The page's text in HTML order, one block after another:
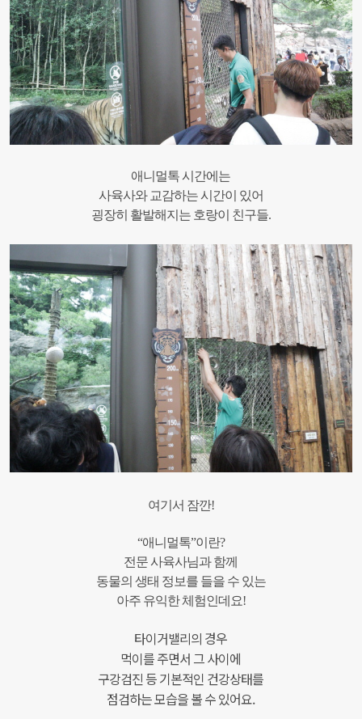
애니멀톡 시간에는
사육사와 교감하는 시간이 있어
굉장히 활발해지는 호랑이 친구들.
여기서 잠깐!
“애니멀톡”이란?
전문 사육사님과 함께
동물의 생태 정보를 들을 수 있는
아주 유익한 체험인데요!
타이거밸리의 경우
먹이를 주면서 그 사이에
구강검진 등 기본적인 건강상태를
점검하는 모습을 볼 수 있어요.